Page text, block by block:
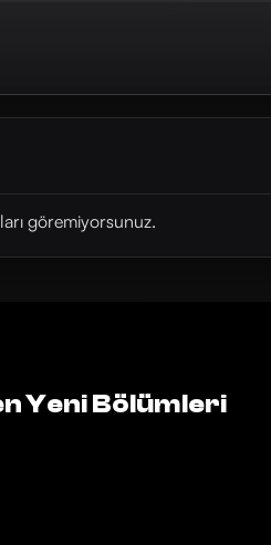
göremiyorsunuz.
Yeni Bölümleri